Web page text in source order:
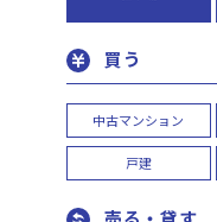
買う
中古マンション
戸建